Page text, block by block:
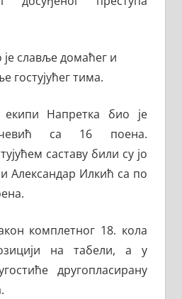
је славље домаћег и
гостујућег тима.
екипи Напретка био је
са 16 поена.
саставу били су јо
Александар Илкић са по
комплетног 18. кола
на табели, а у
другопласирану